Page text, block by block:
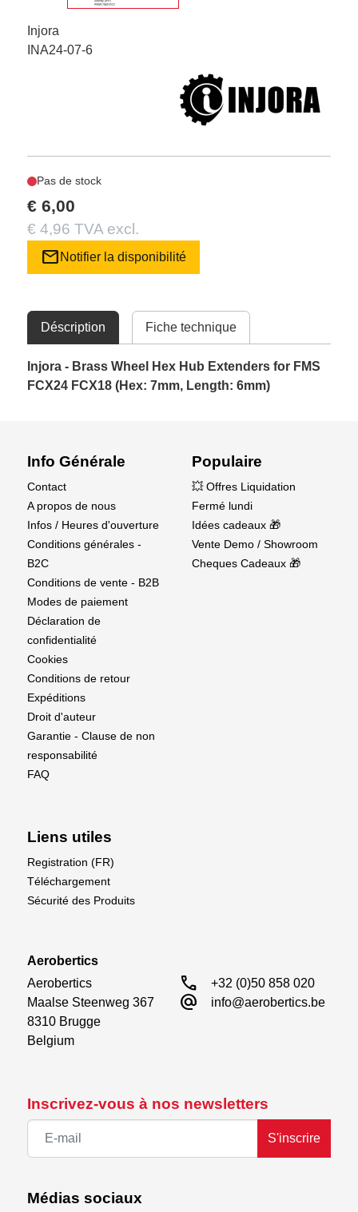
Injora
INA24-07-6
Pas de stock
€ 6,00
€ 4,96 TVA excl.
mail Notifier la disponibilité
Déscription Fiche technique
Injora - Brass Wheel Hex Hub Extenders for FMS
FCX24 FCX18 (Hex: 7mm, Length: 6mm)
Inscrivez-vous à nos newsletters
S'inscrire
Médias sociaux
Info Générale
Contact
A propos de nous
Infos / Heures d'ouverture
Conditions générales -
B2C
Conditions de vente - B2B
Modes de paiement
Déclaration de
confidentialité
Cookies
Conditions de retour
Expéditions
Droit d'auteur
Garantie - Clause de non
responsabilité
FAQ
Populaire
💥 Offres Liquidation
Fermé lundi
Idées cadeaux 🎁
Vente Demo / Showroom
Cheques Cadeaux 🎁
Liens utiles
Registration (FR)
Téléchargement
Sécurité des Produits
Aerobertics
Aerobertics
Maalse Steenweg 367
8310 Brugge
Belgium
call +32 (0)50 858 020
alternate_email info@aerobertics.be